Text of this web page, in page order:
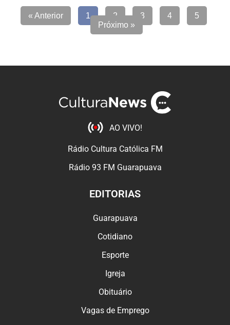
« Anterior 1 2 3 4
5
Próximo »
AO VIVO!
Rádio Cultura Católica FM
Rádio 93 FM Guarapuava
EDITORIAS
Guarapuava
Cotidiano
Esporte
Igreja
Obituário
Vagas de Emprego